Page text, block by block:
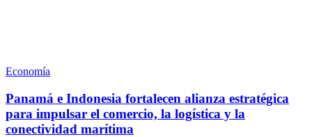
Economía
Panamá e Indonesia fortalecen alianza estratégica
para impulsar el comercio, la logística y la
conectividad marítima